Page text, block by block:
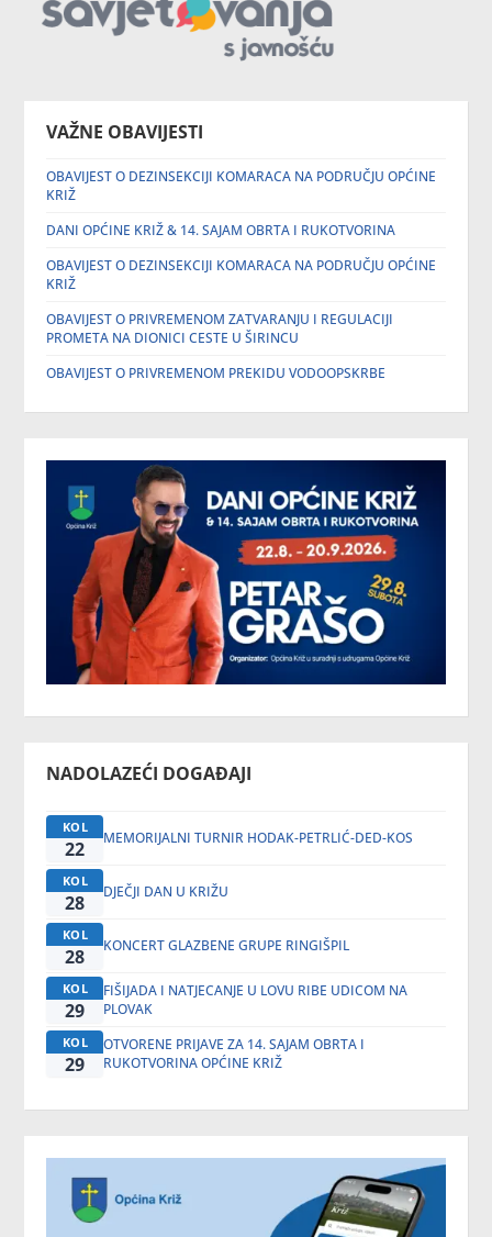
VAŽNE OBAVIJESTI
OBAVIJEST O DEZINSEKCIJI KOMARACA NA PODRUČJU OPĆINE
KRIŽ
DANI OPĆINE KRIŽ & 14. SAJAM OBRTA I RUKOTVORINA
OBAVIJEST O DEZINSEKCIJI KOMARACA NA PODRUČJU OPĆINE
KRIŽ
OBAVIJEST O PRIVREMENOM ZATVARANJU I REGULACIJI
PROMETA NA DIONICI CESTE U ŠIRINCU
OBAVIJEST O PRIVREMENOM PREKIDU VODOOPSKRBE
NADOLAZEĆI DOGAĐAJI
KOL
22 MEMORIJALNI TURNIR HODAK-PETRLIĆ-DED-KOS
KOL
28 DJEČJI DAN U KRIŽU
KOL
28 KONCERT GLAZBENE GRUPE RINGIŠPIL
KOL
29
FIŠIJADA I NATJECANJE U LOVU RIBE UDICOM NA
PLOVAK
KOL
29
OTVORENE PRIJAVE ZA 14. SAJAM OBRTA I
RUKOTVORINA OPĆINE KRIŽ